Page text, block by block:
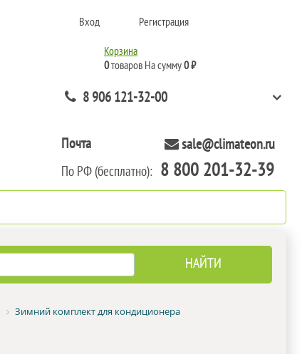
Вход Регистрация
Корзина
0товаров На сумму0 ₽
8 906 121-32-00
Почта sale@climateon.ru
По РФ (бесплатно): 8 800 201-32-39
Зимний комплект для кондиционера